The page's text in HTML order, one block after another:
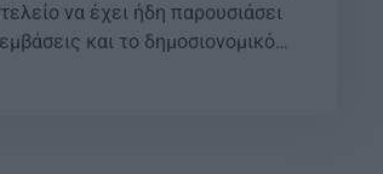
να έχει ήδη παρουσιάσει
και το δημοσιονομικό